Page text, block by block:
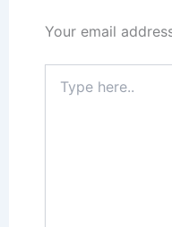
Your email
here..